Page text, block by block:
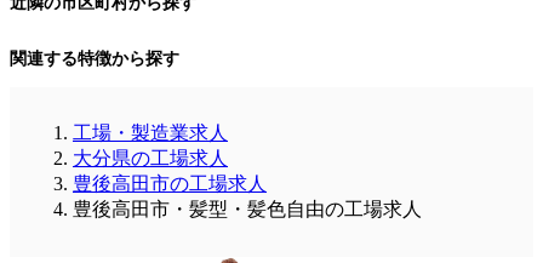
関連する特徴から探す
工場・製造業求人
大分県の工場求人
豊後高田市の工場求人
豊後高田市・髪型・髪色自由の工場求人